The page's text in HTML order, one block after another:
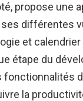
propose une
différentes
et calendrier
étape du
fonctionnalités
la